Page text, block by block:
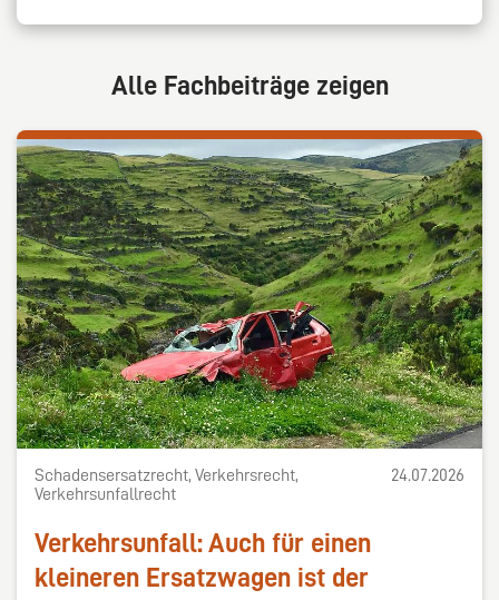
Alle Fachbeiträge zeigen
Schadensersatzrecht, Verkehrsrecht,
Verkehrsunfallrecht
24.07.2026
Verkehrsunfall: Auch für einen
kleineren Ersatzwagen ist der